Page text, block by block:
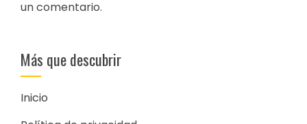
un comentario.
Más que descubrir
Inicio